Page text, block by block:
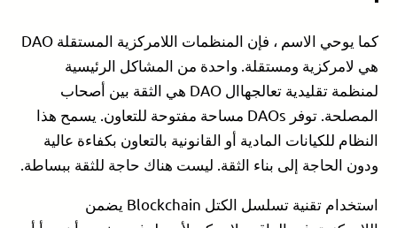
كما يوحي الاسم ، فإن المنظمات اللامركزية المستقلة DAO
هي لامركزية ومستقلة. واحدة من المشاكل الرئيسية
لمنظمة تقليدية تعالجهاال DAO هي الثقة بين أصحاب
المصلحة. توفر DAOs مساحة مفتوحة للتعاون. يسمح هذا
النظام للكيانات المادية أو القانونية بالتعاون بكفاءة عالية
ودون الحاجة إلى بناء الثقة. ليست هناك حاجة للثقة ببساطة.
استخدام تقنية تسلسل الكتل Blockchain يضمن